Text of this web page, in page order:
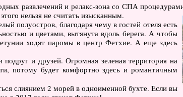
развлечений и релакс-зона со СПА
нельзя не считать изысканным.
полуостров, благодаря чему в гостей отеля есть
и цветами, вытянута вдоль берега. А чтобы
ходят паромы в центр Фетхие. А еще здесь
и друзей. Огромная зеленая территория на
потому будет комфортно здесь и романтичным
слиянием 2 морей в одноименной бухте. Если вы